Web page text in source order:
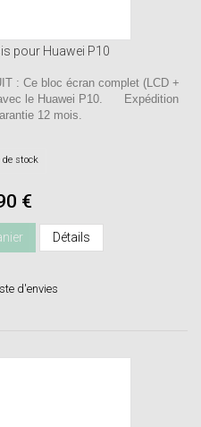
pour Huawei P10
: Ce bloc écran complet (LCD +
le Huawei P10. Expédition
12 mois.
stock
€
Détails
d'envies